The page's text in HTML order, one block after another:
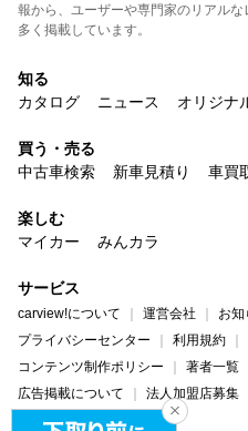
報から、ユーザーや専門家のリアル
多く掲載しています。
知る
カタログ
ニュース オリジナ
買う・売る
中古車検索
新車見積り 車買
楽しむ
マイカー
みんカラ
サービス
carview!について 運営会社 お知
プライバシーセンター
利用規約
コンテンツ制作ポリシー
著者一覧
広告掲載について
法人加盟店募集
ヘルプ・お問い合わせ